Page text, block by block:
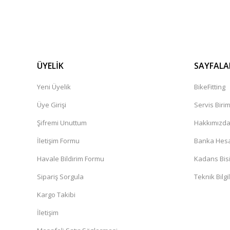
ÜYELİK
Yeni Üyelik
Üye Girişi
Şifremi Unuttum
İletişim Formu
Havale Bildirim Formu
Sipariş Sorgula
Kargo Takibi
İletişim
BikeFitting
Servis
Hakkımızda
Banka
Kadans
Teknik